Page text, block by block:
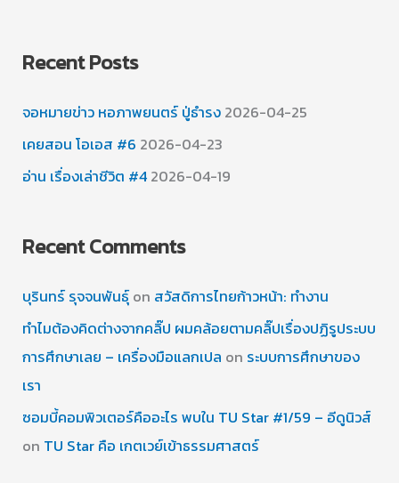
Recent Posts
จอหมายข่าว หอภาพยนตร์ ปู่ธำรง 2026-04-25
เคยสอน โอเอส #6 2026-04-23
อ่าน เรื่องเล่าชีวิต #4 2026-04-19
Recent Comments
บุรินทร์ รุจจนพันธุ์on สวัสดิการไทยก้าวหน้า: ทำงาน
ทำไมต้องคิดต่างจากคลิ๊ป ผมคล้อยตามคลิ๊ปเรื่องปฏิรูประบบ
การศึกษาเลย – เครื่องมือแลกเปล on ระบบการศึกษาของ
เรา
ซอมบี้คอมพิวเตอร์คืออะไร พบใน TU Star #1/59 – อีดูนิวส์
on TU Star คือ เกตเวย์เข้าธรรมศาสตร์